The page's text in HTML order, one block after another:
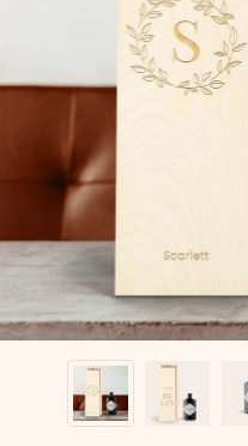
Přáníčko zdarma
Vytvořte něco
jménem, vaší fotografií
zahřeje u srdce. Žádné
lásky pro daný okamžik.